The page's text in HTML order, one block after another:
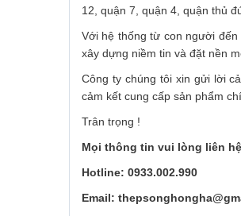
12, quận 7, quận 4, quận thủ
Với hệ thống từ con người
xây dựng niềm tin và đặt nền
Công ty chúng tôi xin gửi lời
cảm kết cung cấp sản phẩm
Trân trọng !
Mọi thông tin vui lòng liên
Hotline: 0933.002.990
Email: